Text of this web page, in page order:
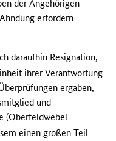
der Angehörigen
erfordern
daraufhin Resignation,
ihrer Verantwortung
ergaben,
und
(Oberfeldwebel
einen großen Teil